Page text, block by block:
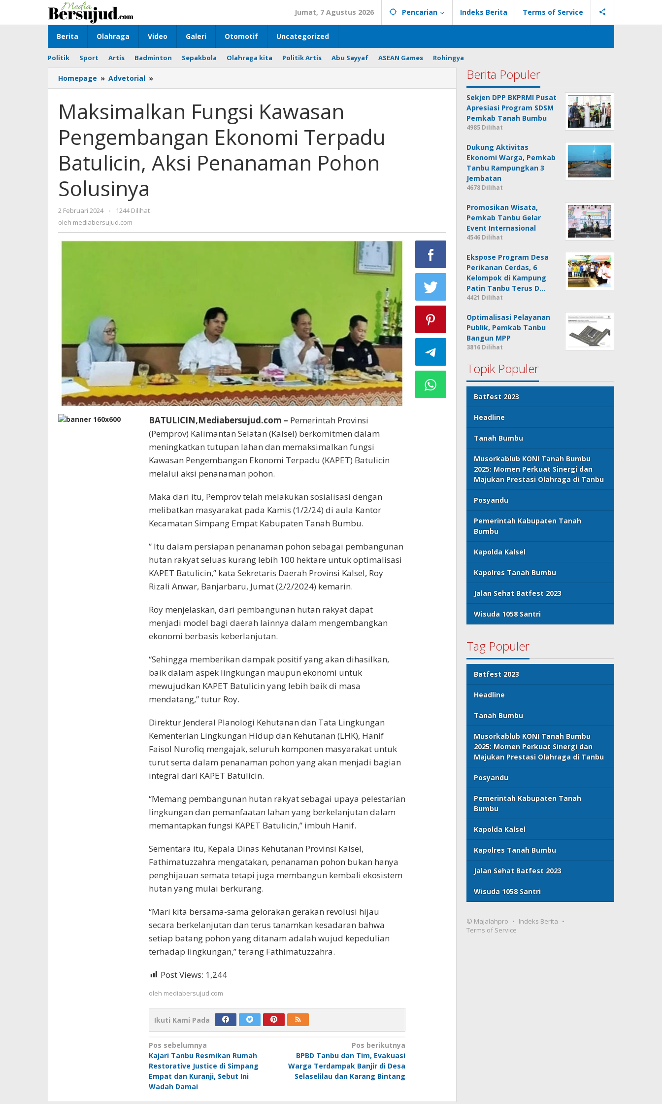
konten
Jumat, 7 Agustus 2026 Pencarian Indeks Berita Terms of Service
Berita Olahraga Video Galeri Otomotif Uncategorized
Politik Sport Artis Badminton Sepakbola Olahraga kita Politik Artis Abu Sayyaf ASEAN Games Rohingya
Homepage » Advetorial »
Fungsi
Pengembangan
Ekonomi
Batulicin,
Penanaman
Pohon
Maksimalkan Fungsi Kawasan
Pengembangan Ekonomi Terpadu
Batulicin, Aksi Penanaman Pohon
Solusinya
2 Februari 2024
oleh
mediabersujud.com
-
1244 Dilihat
oleh mediabersujud.com
BATULICIN,Mediabersujud.com – Pemerintah Provinsi
(Pemprov) Kalimantan Selatan (Kalsel) berkomitmen dalam
meningkatkan tutupan lahan dan memaksimalkan fungsi
Kawasan Pengembangan Ekonomi Terpadu (KAPET) Batulicin
melalui aksi penanaman pohon.
Maka dari itu, Pemprov telah melakukan sosialisasi dengan
melibatkan masyarakat pada Kamis (1/2/24) di aula Kantor
Kecamatan Simpang Empat Kabupaten Tanah Bumbu.
” Itu dalam persiapan penanaman pohon sebagai pembangunan
hutan rakyat seluas kurang lebih 100 hektare untuk optimalisasi
KAPET Batulicin,” kata Sekretaris Daerah Provinsi Kalsel, Roy
Rizali Anwar, Banjarbaru, Jumat (2/2/2024) kemarin.
Roy menjelaskan, dari pembangunan hutan rakyat dapat
menjadi model bagi daerah lainnya dalam mengembangkan
ekonomi berbasis keberlanjutan.
“Sehingga memberikan dampak positif yang akan dihasilkan,
baik dalam aspek lingkungan maupun ekonomi untuk
mewujudkan KAPET Batulicin yang lebih baik di masa
mendatang,” tutur Roy.
Direktur Jenderal Planologi Kehutanan dan Tata Lingkungan
Kementerian Lingkungan Hidup dan Kehutanan (LHK), Hanif
Faisol Nurofiq mengajak, seluruh komponen masyarakat untuk
turut serta dalam penanaman pohon yang akan menjadi bagian
integral dari KAPET Batulicin.
“Memang pembangunan hutan rakyat sebagai upaya pelestarian
lingkungan dan pemanfaatan lahan yang berkelanjutan dalam
memantapkan fungsi KAPET Batulicin,” imbuh Hanif.
Sementara itu, Kepala Dinas Kehutanan Provinsi Kalsel,
Fathimatuzzahra mengatakan, penanaman pohon bukan hanya
penghijauan semata tetapi juga membangun kembali ekosistem
hutan yang mulai berkurang.
“Mari kita bersama-sama gelorakan gerakan revolusi hijau
secara berkelanjutan dan terus tanamkan kesadaran bahwa
setiap batang pohon yang ditanam adalah wujud kepedulian
terhadap lingkungan,” terang Fathimatuzzahra.
Post Views: 1,244
oleh mediabersujud.com
Ikuti Kami Pada
Navigasi
pos
Pos sebelumnya
Kajari Tanbu Resmikan Rumah
Restorative Justice di Simpang
Empat dan Kuranji, Sebut Ini
Wadah Damai
Pos berikutnya
BPBD Tanbu dan Tim, Evakuasi
Warga Terdampak Banjir di Desa
Selaselilau dan Karang Bintang
Berita Populer
Sekjen DPP BKPRMI Pusat
Apresiasi Program SDSM
Pemkab Tanah Bumbu
4985 Dilihat
Dukung Aktivitas
Ekonomi Warga, Pemkab
Tanbu Rampungkan 3
Jembatan
4678 Dilihat
Promosikan Wisata,
Pemkab Tanbu Gelar
Event Internasional
4546 Dilihat
Ekspose Program Desa
Perikanan Cerdas, 6
Kelompok di Kampung
Patin Tanbu Terus D…
4421 Dilihat
Optimalisasi Pelayanan
Publik, Pemkab Tanbu
Bangun MPP
3816 Dilihat
Topik Populer
Batfest 2023
Headline
Tanah Bumbu
Musorkablub KONI Tanah Bumbu
2025: Momen Perkuat Sinergi dan
Majukan Prestasi Olahraga di Tanbu
Posyandu
Pemerintah Kabupaten Tanah
Bumbu
Kapolda Kalsel
Kapolres Tanah Bumbu
Jalan Sehat Batfest 2023
Wisuda 1058 Santri
Tag Populer
Batfest 2023
Headline
Tanah Bumbu
Musorkablub KONI Tanah Bumbu
2025: Momen Perkuat Sinergi dan
Majukan Prestasi Olahraga di Tanbu
Posyandu
Pemerintah Kabupaten Tanah
Bumbu
Kapolda Kalsel
Kapolres Tanah Bumbu
Jalan Sehat Batfest 2023
Wisuda 1058 Santri
© Majalahpro
Indeks Berita
Terms of Service